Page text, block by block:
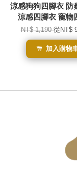
涼感狗狗四腳衣 防
涼感四腳衣 寵物
NT$ 1,190從 NT$
加入購物